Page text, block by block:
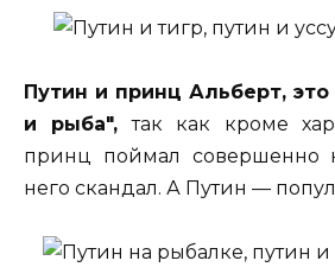
Путин и принц Альберт,
и рыба", так как кроме
принц поймал совершенно
него скандал. А Путин —